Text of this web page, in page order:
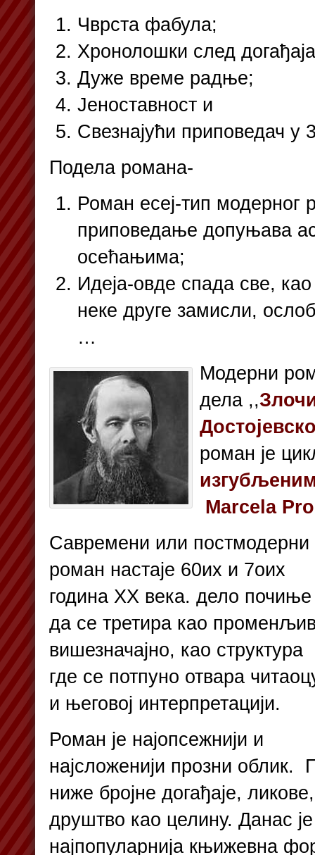
Чврста фабула;
Хронолошки след
Дуже време радње;
Јеноставност и
Свезнајући приповедач у
Подела романа-
Роман есеј-тип модерног
приповедање допуњава
осећањима;
Идеја-овде спада све,
неке друге замисли,
…
Модерни
дела ,,
роман је
Marcela
Савремени или постмодерни
роман настаје 60их и 7оих
година XX века. дело почиње
да се третира као
вишезначајно, као структура
где се потпуно отвара
и његовој интерпретацији.
Роман је најопсежнији и
најсложенији прозни облик.
ниже бројне догађаје,
друштво као целину. Данас
најпопуларнија књижевна